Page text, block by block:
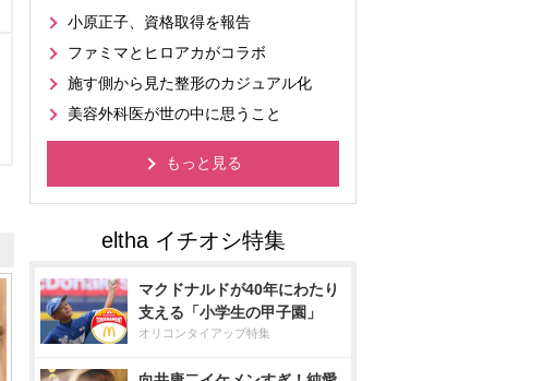
小原正子、資格取得を報告
ファミマとヒロアカがコラボ
施す側から見た整形のカジュアル化
美容外科医が世の中に思うこと
もっと見る
マクドナルドが40年にわたり
支える「小学生の甲子園」
オリコンタイアップ特集